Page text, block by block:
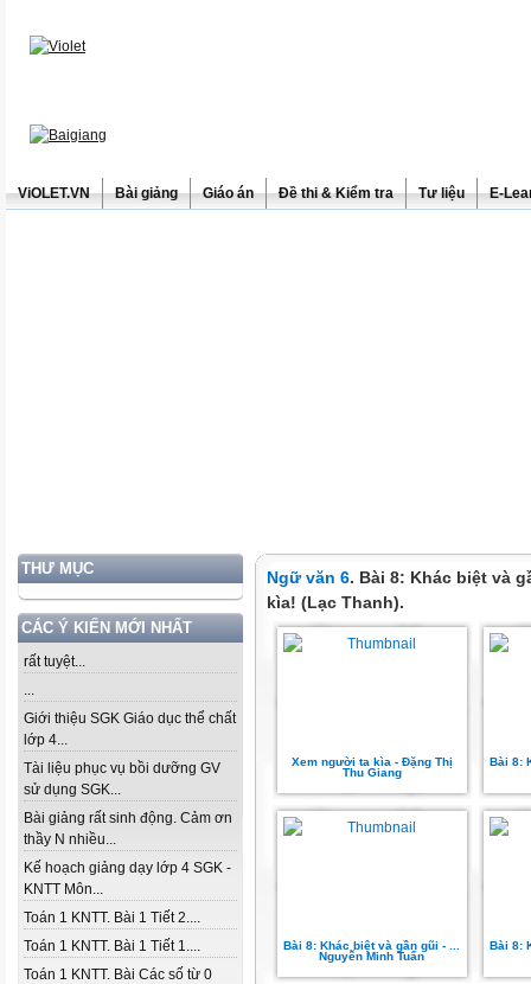
ViOLET.VN Bài giảng Giáo án Đề thi & Kiểm tra Tư liệu E-
THƯ MỤC
CÁC Ý KIẾN MỚI NHẤT
rất tuyệt...
...
Giới thiệu SGK Giáo dục thể chất
lớp 4...
Tài liệu phục vụ bồi dưỡng GV
sử dụng SGK...
Bài giảng rất sinh động. Cảm ơn
thầy N nhiều...
Kế hoạch giảng dạy lớp 4 SGK -
KNTT Môn...
Toán 1 KNTT. Bài 1 Tiết 2....
Toán 1 KNTT. Bài 1 Tiết 1....
Toán 1 KNTT. Bài Các số từ 0
Ngữ văn 6. Bài 8: Khác biệt và
kìa! (Lạc Thanh).
Xem người ta kìa - Đặng Thị
Thu Giang
Bài 8:
Bài 8: Khác biệt và gần gũi - ...
Nguyễn Minh Tuấn
Bài 8: